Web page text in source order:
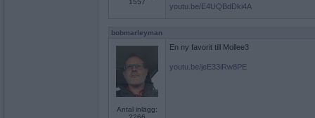
1557
youtu.be/E4UQBdDki4A
bobmarleyman
Antal inlägg:
En ny favorit till Mollee3
youtu.be/jeE33iRw8PE